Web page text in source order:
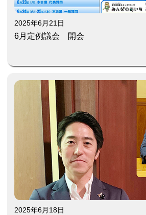
2025年6月21日
6月定例議会 開会
2025年6月18日